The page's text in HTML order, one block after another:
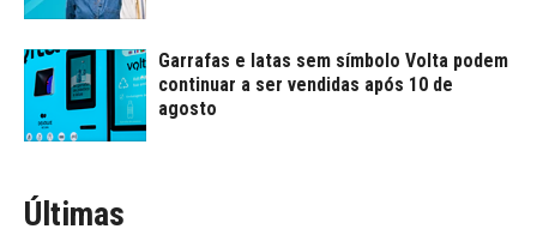
Garrafas e latas sem símbolo Volta podem
continuar a ser vendidas após 10 de
agosto
Últimas